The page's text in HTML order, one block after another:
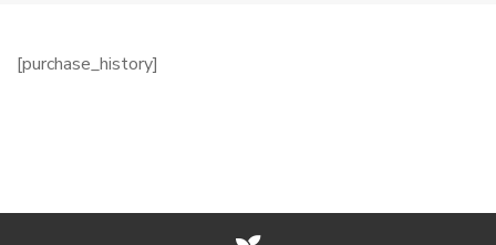
[purchase_history]